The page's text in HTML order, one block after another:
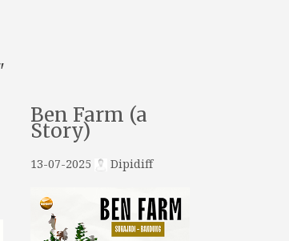
Ben Farm (a
Story)
13-07-2025 Dipidiff